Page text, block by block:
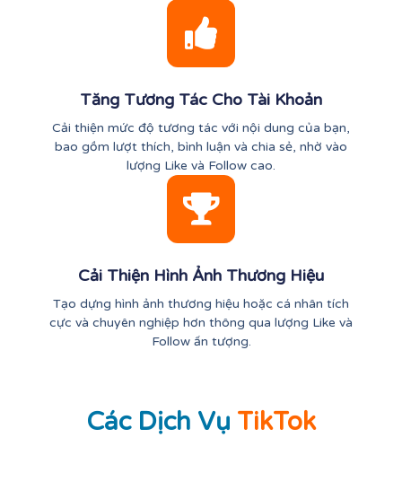
Tăng Tương Tác Cho Tài Khoản
Cải thiện mức độ tương tác với nội dung của bạn,
bao gồm lượt thích, bình luận và chia sẻ, nhờ vào
lượng Like và Follow cao.
Cải Thiện Hình Ảnh Thương Hiệu
Tạo dựng hình ảnh thương hiệu hoặc cá nhân tích
cực và chuyên nghiệp hơn thông qua lượng Like và
Follow ấn tượng.
Các Dịch Vụ TikTok